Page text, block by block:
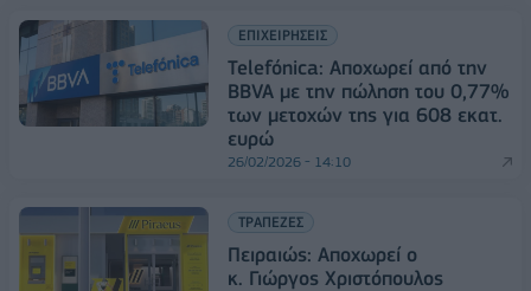
ΕΠΙΧΕΙΡΗΣΕΙΣ
Telefónica: Αποχωρεί από την
BBVA με την πώληση του 0,77%
των μετοχών της για 608 εκατ.
ευρώ
26/02/2026 - 14:10
ΤΡΑΠΕΖΕΣ
Πειραιώς: Αποχωρεί ο
κ. Γιώργος Χριστόπουλος